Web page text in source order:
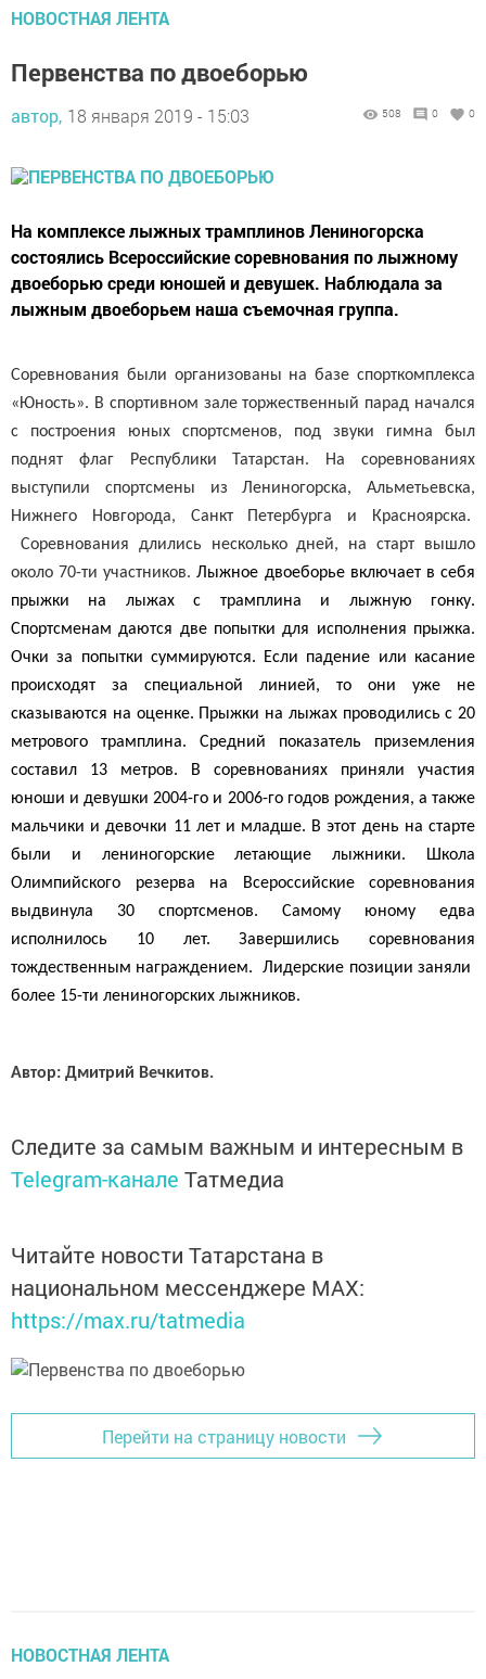
НОВОСТНАЯ ЛЕНТА
Первенства по двоеборью
автор, 18 января 2019 - 15:03 508 0 0
На комплексе лыжных трамплинов Лениногорска
состоялись Всероссийские соревнования по лыжному
двоеборью среди юношей и девушек. Наблюдала за
лыжным двоеборьем наша съемочная группа.
Соревнования были организованы на базе спорткомплекса
«Юность». В спортивном зале торжественный парад начался
с построения юных спортсменов, под звуки гимна был
поднят флаг Республики Татарстан. На соревнованиях
выступили спортсмены из Лениногорска, Альметьевска,
Нижнего Новгорода, Санкт Петербурга и Красноярска.
Соревнования длились несколько дней, на старт вышло
около 70-ти участников.Лыжное двоеборье включает в себя
прыжки на лыжах с трамплина и лыжную гонку.
Спортсменам даются две попытки для исполнения прыжка.
Очки за попытки суммируются. Если падение или касание
происходят за специальной линией, то они уже не
сказываются на оценке. Прыжки на лыжах проводились с 20
метрового трамплина. Средний показатель приземления
составил 13 метров. В соревнованиях приняли участия
юноши и девушки 2004-го и 2006-го годов рождения, а также
мальчики и девочки 11 лет и младше. В этот день на старте
были и лениногорские летающие лыжники. Школа
Олимпийского резерва на Всероссийские соревнования
выдвинула 30 спортсменов. Самому юному едва
исполнилось 10 лет. Завершились соревнования
тождественным награждением. Лидерские позиции заняли
более 15-ти лениногорских лыжников.
Автор: Дмитрий Вечкитов.
Следите за самым важным и интересным в
Telegram-канале Татмедиа
Читайте новости Татарстана в
национальном мессенджере MАХ:
https://max.ru/tatmedia
Перейти на страницу новости
НОВОСТНАЯ ЛЕНТА